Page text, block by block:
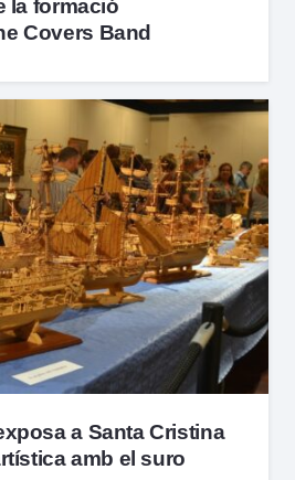
la formació
Covers Band
a Santa Cristina
amb el suro